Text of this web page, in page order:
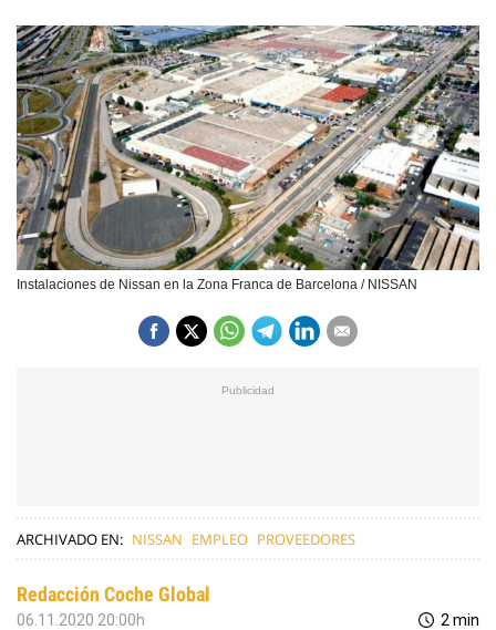
Instalaciones de Nissan en la Zona Franca de Barcelona / NISSAN
ARCHIVADO EN: NISSAN EMPLEO PROVEEDORES
Redacción Coche Global
06.11.2020 20:00h 2 min